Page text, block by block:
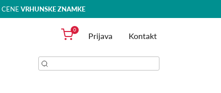
VRHUNSKE ZNAMKE
0
Prijava Kontakt